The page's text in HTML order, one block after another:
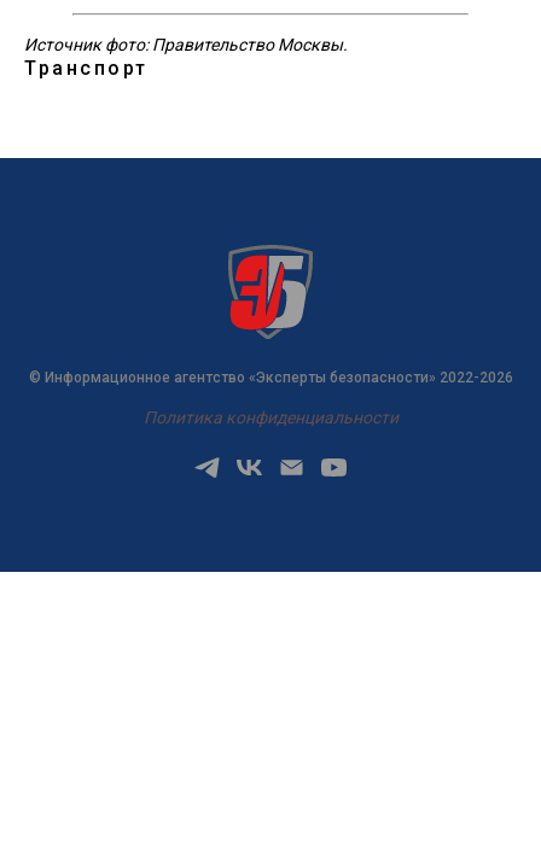
Источник фото: Правительство Москвы.
Транспорт
© Информационное агентство «Эксперты безопасности» 2022-2026
Политика конфиденциальности